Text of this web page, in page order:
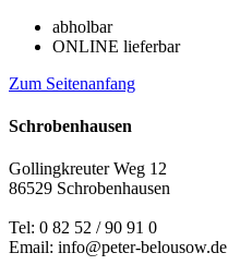
abholbar
ONLINE lieferbar
Zum Seitenanfang
Schrobenhausen
Gollingkreuter Weg 12
86529 Schrobenhausen
Tel: 0 82 52 / 90 91 0
Email: info@peter-belousow.de